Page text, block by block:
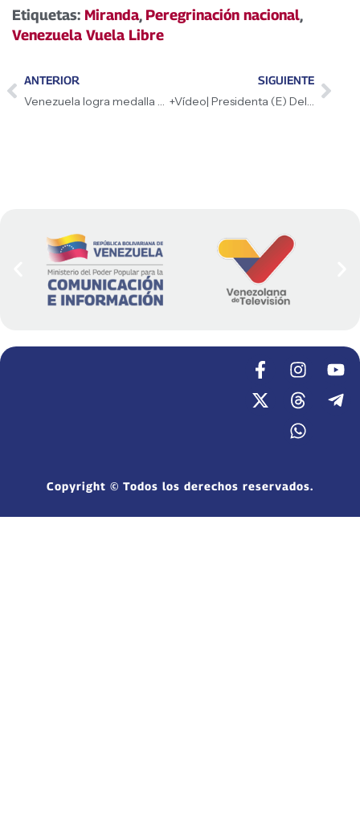
Etiquetas: Miranda, Peregrinación nacional,
Venezuela Vuela Libre
ANTERIOR
Venezuela logra medalla de plata en Campeonato Mundial de Ajedrez para personas con discapacidad visual
SIGUIENTE
+Vídeo| Presidenta (E) Delcy Rodríguez celebra firma con BP para potenciar sector gasífero
Copyright © Todos los derechos reservados.